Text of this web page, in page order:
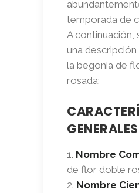
temporada de
A continuación,
una
la begonia de
rosada:
GENERALES
Nombre
de flor doble
Nombre